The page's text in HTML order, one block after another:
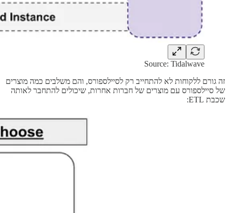
Source: Tidalwave
זה גורם ללקוחות לא להתחייב רק לסיילספורס, והם משלבים כמה מוצרים
של סיילספורס עם מוצרים של חברות אחרות, שיכולים להתחבר לאותה
שכבת ETL: